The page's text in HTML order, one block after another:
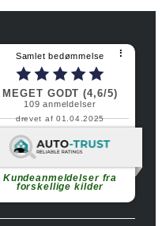
Samlet bedømmelse ⠇
MEGET GODT (4,6/5)
109anmeldelser
drevet af 01.04.2025
Kundeanmeldelser fra
forskellige kilder
Fortsæt med at læse